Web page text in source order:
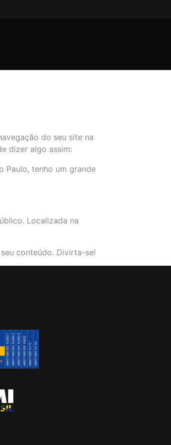
do seu site na
dizer algo assim:
Paulo, tenho um grande
Localizada na
conteúdo. Divirta-se!